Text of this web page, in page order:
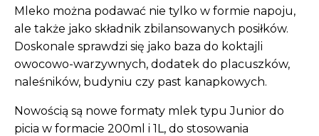
Mleko można podawać nie tylko w formie napoju,
ale także jako składnik zbilansowanych posiłków.
Doskonale sprawdzi się jako baza do koktajli
owocowo-warzywnych, dodatek do placuszków,
naleśników, budyniu czy past kanapkowych.
Nowością są nowe formaty mlek typu Junior do
picia w formacie 200ml i 1L, do stosowania